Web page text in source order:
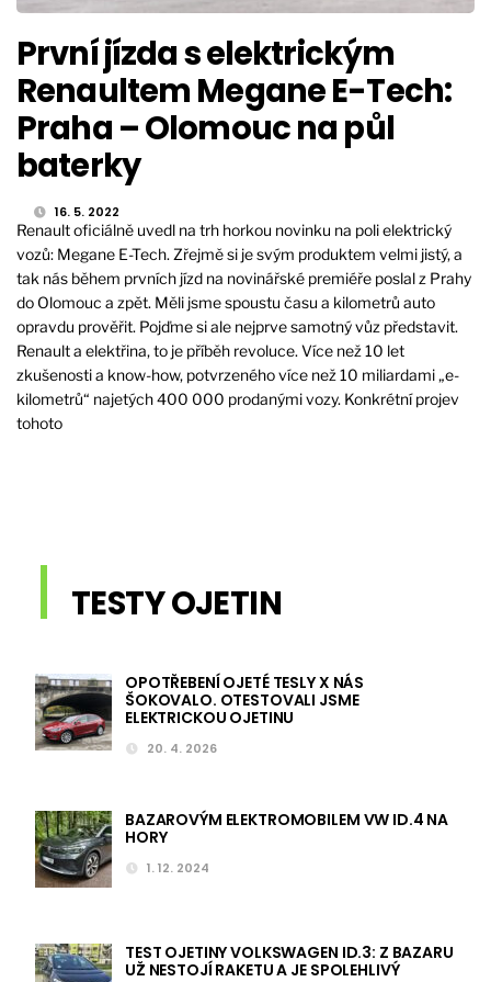
První jízda s elektrickým
Renaultem Megane E-Tech:
Praha – Olomouc na půl
baterky
16. 5. 2022
Renault oficiálně uvedl na trh horkou novinku na poli elektrický
vozů: Megane E-Tech. Zřejmě si je svým produktem velmi jistý, a
tak nás během prvních jízd na novinářské premiéře poslal z Prahy
do Olomouc a zpět. Měli jsme spoustu času a kilometrů auto
opravdu prověřit. Pojďme si ale nejprve samotný vůz představit.
Renault a elektřina, to je příběh revoluce. Více než 10 let
zkušenosti a know-how, potvrzeného více než 10 miliardami „e-
kilometrů“ najetých 400 000 prodanými vozy. Konkrétní projev
tohoto
TESTY OJETIN
OPOTŘEBENÍ OJETÉ TESLY X NÁS
ŠOKOVALO. OTESTOVALI JSME
ELEKTRICKOU OJETINU
20. 4. 2026
BAZAROVÝM ELEKTROMOBILEM VW ID.4 NA
HORY
1. 12. 2024
TEST OJETINY VOLKSWAGEN ID.3: Z BAZARU
UŽ NESTOJÍ RAKETU A JE SPOLEHLIVÝ